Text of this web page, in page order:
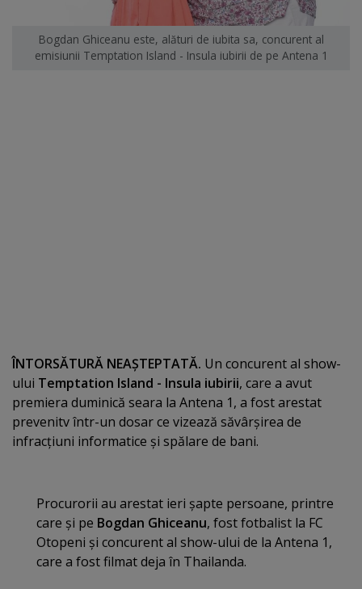
Bogdan Ghiceanu este, alături de iubita sa, concurent al
emisiunii Temptation Island - Insula iubirii de pe Antena 1
ÎNTORSĂTURĂ NEAŞTEPTATĂ. Un concurent al show-
ului Temptation Island - Insula iubirii, care a avut
premiera duminică seara la Antena 1, a fost arestat
prevenitv într-un dosar ce vizează săvârşirea de
infracţiuni informatice şi spălare de bani.
Procurorii au arestat ieri şapte persoane, printre
care şi pe Bogdan Ghiceanu, fost fotbalist la FC
Otopeni şi concurent al show-ului de la Antena 1,
care a fost filmat deja în Thailanda.